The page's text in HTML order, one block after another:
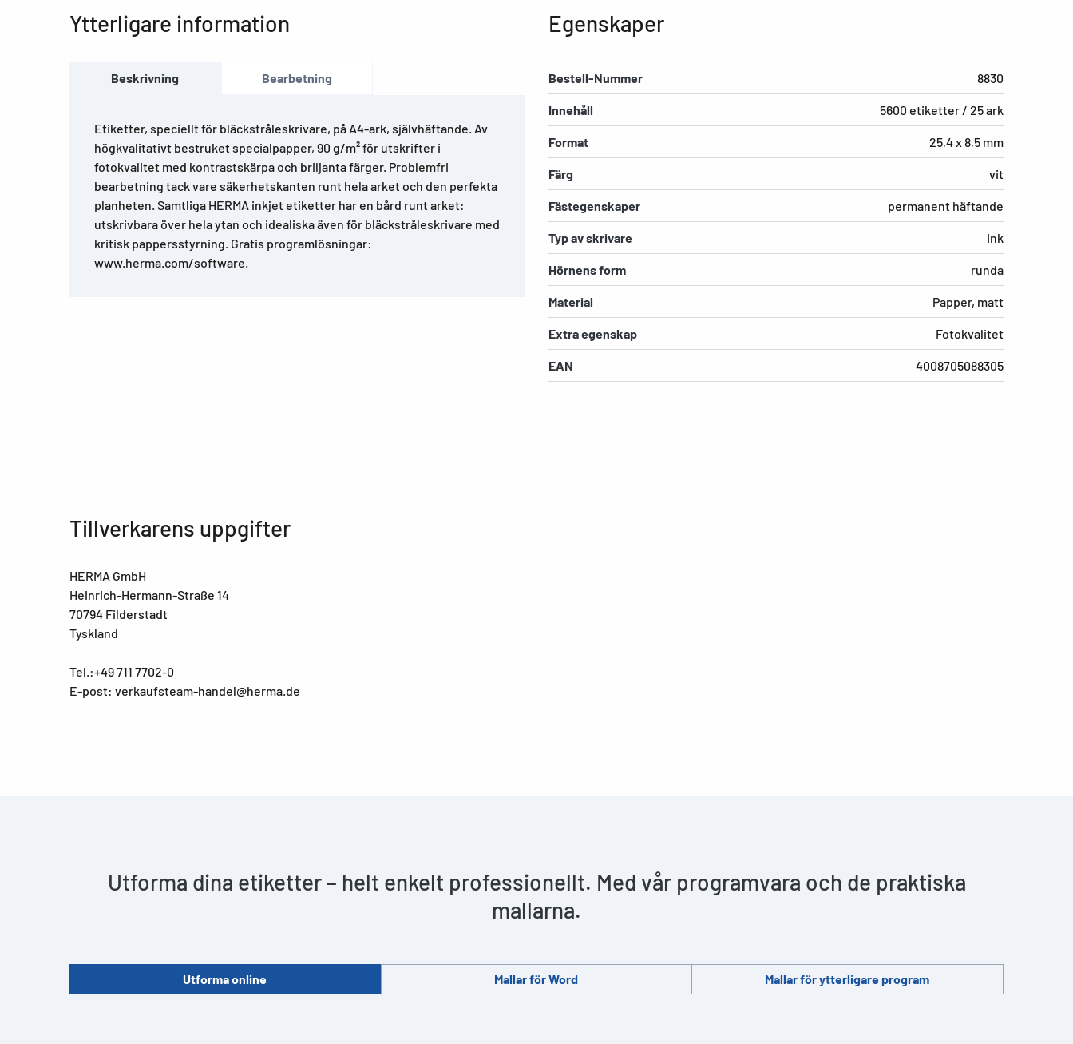
Ytterligare information
Beskrivning Bearbetning
Etiketter, speciellt för bläckstråleskrivare, på A4-ark, självhäftande. Av
högkvalitativt bestruket specialpapper, 90 g/m² för utskrifter i
fotokvalitet med kontrastskärpa och briljanta färger. Problemfri
bearbetning tack vare säkerhetskanten runt hela arket och den perfekta
planheten. Samtliga HERMA inkjet etiketter har en bård runt arket:
utskrivbara över hela ytan och idealiska även för bläckstråleskrivare med
kritisk pappersstyrning. Gratis programlösningar:
www.herma.com/software.
Egenskaper
Bestell-Nummer 8830
Innehåll 5600 etiketter / 25 ark
Format 25,4 x 8,5 mm
Färg vit
Fästegenskaper permanent häftande
Typ av skrivare Ink
Hörnens form runda
Material Papper, matt
Extra egenskap Fotokvalitet
EAN 4008705088305
Tillverkarens uppgifter
HERMA GmbH
Heinrich-Hermann-Straße 14
70794 Filderstadt
Tyskland
Tel.:+49 711 7702-0
E-post: verkaufsteam-handel@herma.de
Utforma dina etiketter – helt enkelt professionellt. Med vår programvara och de praktiska
mallarna.
Utforma online Mallar för Word Mallar för ytterligare program